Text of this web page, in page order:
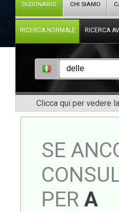
DIZIONARIO CHI SIAMO
RICERCA NORMALE RICERCA
Clicca qui per vedere
SE
PER A